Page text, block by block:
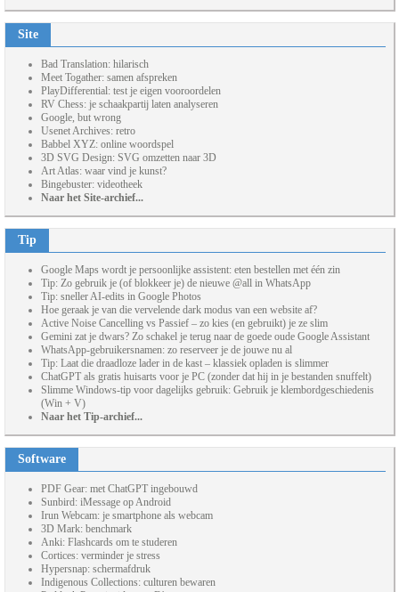
Site
Bad Translation: hilarisch
Meet Togather: samen afspreken
PlayDifferential: test je eigen vooroordelen
RV Chess: je schaakpartij laten analyseren
Google, but wrong
Usenet Archives: retro
Babbel XYZ: online woordspel
3D SVG Design: SVG omzetten naar 3D
Art Atlas: waar vind je kunst?
Bingebuster: videotheek
Naar het Site-archief...
Tip
Google Maps wordt je persoonlijke assistent: eten bestellen met één zin
Tip: Zo gebruik je (of blokkeer je) de nieuwe @all in WhatsApp
Tip: sneller AI-edits in Google Photos
Hoe geraak je van die vervelende dark modus van een website af?
Active Noise Cancelling vs Passief – zo kies (en gebruikt) je ze slim
Gemini zat je dwars? Zo schakel je terug naar de goede oude Google Assistant
WhatsApp-gebruikersnamen: zo reserveer je de jouwe nu al
Tip: Laat die draadloze lader in de kast – klassiek opladen is slimmer
ChatGPT als gratis huisarts voor je PC (zonder dat hij in je bestanden snuffelt)
Slimme Windows-tip voor dagelijks gebruik: Gebruik je klembordgeschiedenis
(Win + V)
Naar het Tip-archief...
Software
PDF Gear: met ChatGPT ingebouwd
Sunbird: iMessage op Android
Irun Webcam: je smartphone als webcam
3D Mark: benchmark
Anki: Flashcards om te studeren
Cortices: verminder je stress
Hypersnap: schermafdruk
Indigenous Collections: culturen bewaren